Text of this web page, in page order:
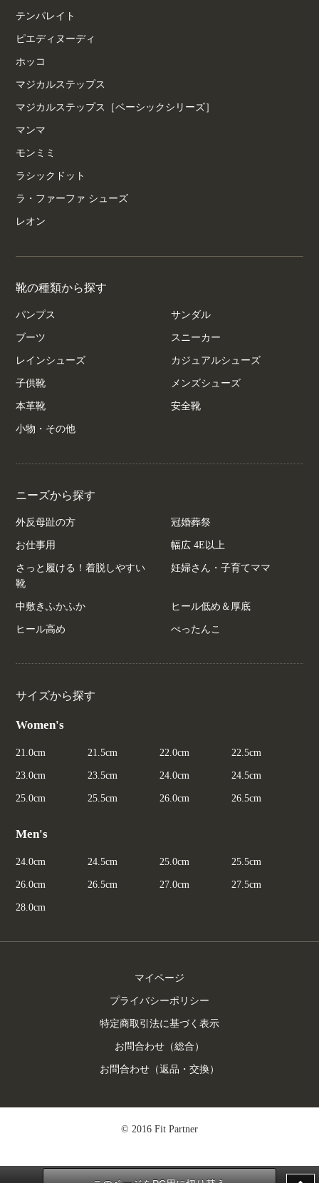
テンパレイト
ピエディヌーディ
ホッコ
マジカルステップス
マジカルステップス［ベーシックシリーズ］
マンマ
モンミミ
ラシックドット
ラ・ファーファ シューズ
レオン
靴の種類から探す
パンプス サンダル
ブーツ スニーカー
レインシューズ カジュアルシューズ
子供靴 メンズシューズ
本革靴 安全靴
小物・その他
ニーズから探す
外反母趾の方 冠婚葬祭
お仕事用 幅広 4E以上
さっと履ける！着脱しやすい
靴
妊婦さん・子育てママ
中敷きふかふか ヒール低め＆厚底
ヒール高め ぺったんこ
サイズから探す
Women's
21.0cm 21.5cm 22.0cm 22.5cm
23.0cm 23.5cm 24.0cm 24.5cm
25.0cm 25.5cm 26.0cm 26.5cm
Men's
24.0cm 24.5cm 25.0cm 25.5cm
26.0cm 26.5cm 27.0cm 27.5cm
28.0cm
マイページ
プライバシーポリシー
特定商取引法に基づく表示
お問合わせ（総合）
お問合わせ（返品・交換）
© 2016 Fit Partner